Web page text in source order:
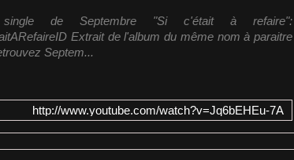
single de Septembre "Si c'était à refaire":
Extrait de l'album du même nom à paraitre
Septem...
http://www.youtube.com/watch?v=Jq6bEHEu-7A